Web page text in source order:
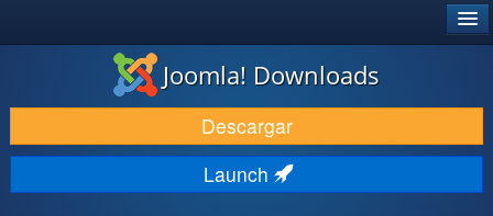
DESCARGAR & EXTENDER
DESCUBRE & APRENDE
COMUNIDAD & SOPORTE
Joomla! Downloads
Descargar
Launch